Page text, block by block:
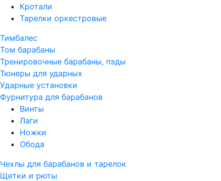
Кротали
Тарелки оркестровые
Тимбалес
Том барабаны
Тренировочные барабаны, пэды
Тюнеры для ударных
Ударные установки
Фурнитура для барабанов
Винты
Лаги
Ножки
Обода
Чехлы для барабанов и тарелок
Щетки и рюты